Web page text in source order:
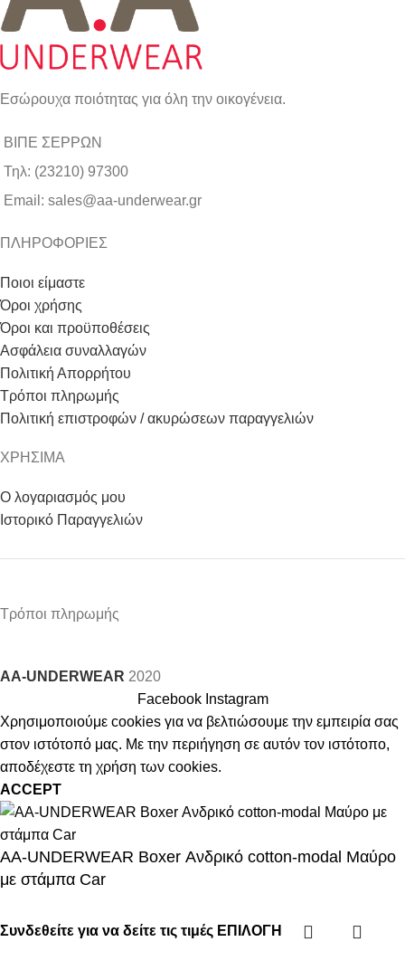
Εσώρουχα ποιότητας για όλη την οικογένεια.
ΒΙΠΕ ΣΕΡΡΩΝ
Τηλ: (23210) 97300
Email: sales@aa-underwear.gr
ΠΛΗΡΟΦΟΡΙΕΣ
Ποιοι είμαστε
Όροι χρήσης
Όροι και προϋποθέσεις
Ασφάλεια συναλλαγών
Πολιτική Απορρήτου
Τρόποι πληρωμής
Πολιτική επιστροφών / ακυρώσεων παραγγελιών
ΧΡΗΣΙΜΑ
Ο λογαριασμός μου
Ιστορικό Παραγγελιών
Τρόποι πληρωμής
AA-UNDERWEAR 2020
Facebook Instagram
Χρησιμοποιούμε cookies για να βελτιώσουμε την εμπειρία σας
στον ιστότοπό μας. Με την περιήγηση σε αυτόν τον ιστότοπο,
αποδέχεστε τη χρήση των cookies.
ACCEPT
AA-UNDERWEAR Boxer Ανδρικό cotton-modal Μαύρο
με στάμπα Car
Συνδεθείτε για να δείτε τις τιμές ΕΠΙΛΟΓΉ